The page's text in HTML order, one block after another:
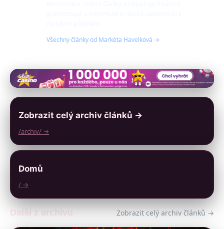
Všechny články od Markéta Havelková →
Zobrazit celý archiv článků →
/archiv/ →
Domů
/ →
Další z archivu Zobrazit celý archiv článků →